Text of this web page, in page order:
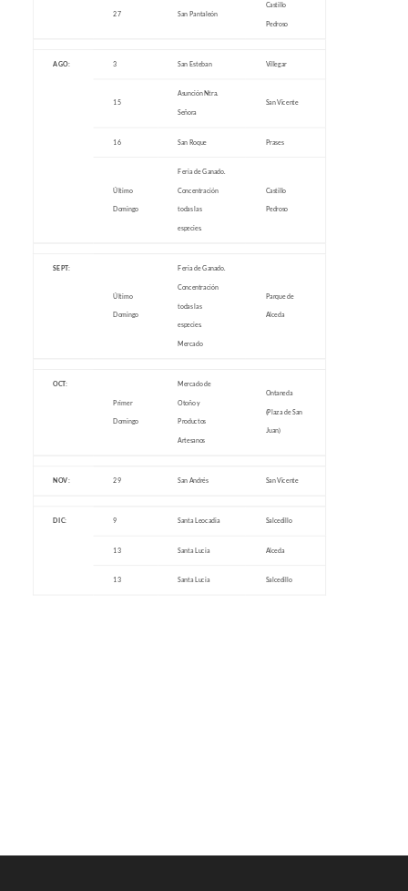
27 San Pantaleón
Castillo
Pedroso
AGO: 3 San Esteban Villegar
15
Asunción Ntra.
Señora
San Vicente
16 San Roque Prases
Último
Domingo
Feria de Ganado.
Concentración
todas las
especies.
Castillo
Pedroso
SEPT:
Último
Domingo
Feria de Ganado.
Concentración
todas las
especies.
Mercado
Parque de
Alceda
OCT:
Primer
Domingo
Mercado de
Otoño y
Productos
Artesanos
Ontaneda
(Plaza de San
Juan)
NOV: 29 San Andrés San Vicente
DIC: 9 Santa Leocadia Salcedillo
13 Santa Lucia Alceda
13 Santa Lucia Salcedillo